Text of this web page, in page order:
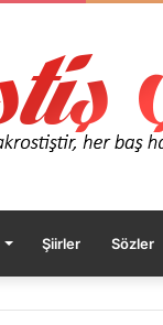
Şiirler Sözler